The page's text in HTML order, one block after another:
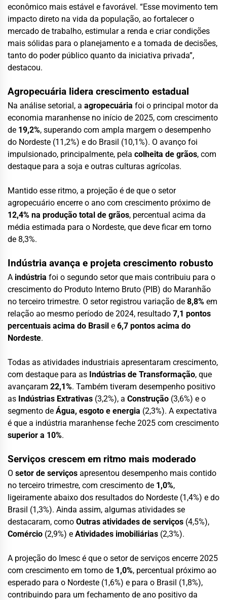
econômico mais estável e favorável. “Esse movimento tem
impacto direto na vida da população, ao fortalecer o
mercado de trabalho, estimular a renda e criar condições
mais sólidas para o planejamento e a tomada de decisões,
tanto do poder público quanto da iniciativa privada”,
destacou.
Agropecuária lidera crescimento estadual
Na análise setorial, a agropecuária foi o principal motor da
economia maranhense no início de 2025, com crescimento
de 19,2%, superando com ampla margem o desempenho
do Nordeste (11,2%) e do Brasil (10,1%). O avanço foi
impulsionado, principalmente, pela colheita de grãos, com
destaque para a soja e outras culturas agrícolas.
Mantido esse ritmo, a projeção é de que o setor
agropecuário encerre o ano com crescimento próximo de
12,4% na produção total de grãos, percentual acima da
média estimada para o Nordeste, que deve ficar em torno
de 8,3%.
Indústria avança e projeta crescimento robusto
A indústria foi o segundo setor que mais contribuiu para o
crescimento do Produto Interno Bruto (PIB) do Maranhão
no terceiro trimestre. O setor registrou variação de 8,8% em
relação ao mesmo período de 2024, resultado 7,1 pontos
percentuais acima do Brasil e 6,7 pontos acima do
Nordeste.
Todas as atividades industriais apresentaram crescimento,
com destaque para as Indústrias de Transformação, que
avançaram 22,1%. Também tiveram desempenho positivo
as Indústrias Extrativas (3,2%), a Construção (3,6%) e o
segmento de Água, esgoto e energia (2,3%). A expectativa
é que a indústria maranhense feche 2025 com crescimento
superior a 10%.
Serviços crescem em ritmo mais moderado
O setor de serviços apresentou desempenho mais contido
no terceiro trimestre, com crescimento de 1,0%,
ligeiramente abaixo dos resultados do Nordeste (1,4%) e do
Brasil (1,3%). Ainda assim, algumas atividades se
destacaram, como Outras atividades de serviços (4,5%),
Comércio (2,9%) e Atividades imobiliárias (2,3%).
A projeção do Imesc é que o setor de serviços encerre 2025
com crescimento em torno de 1,0%, percentual próximo ao
esperado para o Nordeste (1,6%) e para o Brasil (1,8%),
contribuindo para um fechamento de ano positivo da